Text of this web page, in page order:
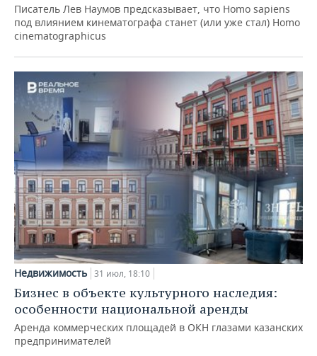
Писатель Лев Наумов предсказывает, что Homo sapiens
под влиянием кинематографа станет (или уже стал) Homo
cinematographicus
Недвижимость 31 июл, 18:10
Бизнес в объекте культурного наследия:
особенности национальной аренды
Аренда коммерческих площадей в ОКН глазами казанских
предпринимателей